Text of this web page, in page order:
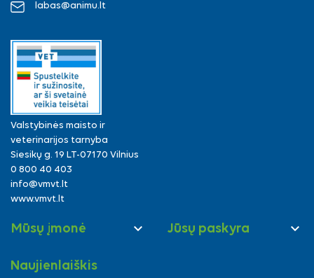
labas@animu.lt
Valstybinės maisto ir
veterinarijos tarnyba
Siesikų g. 19 LT-07170 Vilnius
0 800 40 403
info@vmvt.lt
www.vmvt.lt
Mūsų įmonė  Jūsų paskyra 
Naujienlaiškis